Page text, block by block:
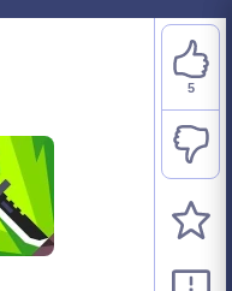
5